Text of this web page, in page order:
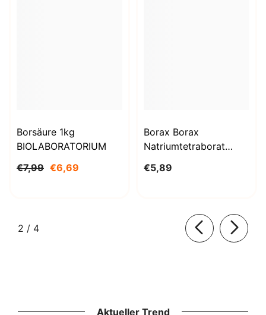
Borsäure 1kg
BIOLABORATORIUM
€7,99 €6,69
Borax Borax
Natriumtetraborat
BioLaboratorium
€5,89
2 / von
4
Aktueller Trend